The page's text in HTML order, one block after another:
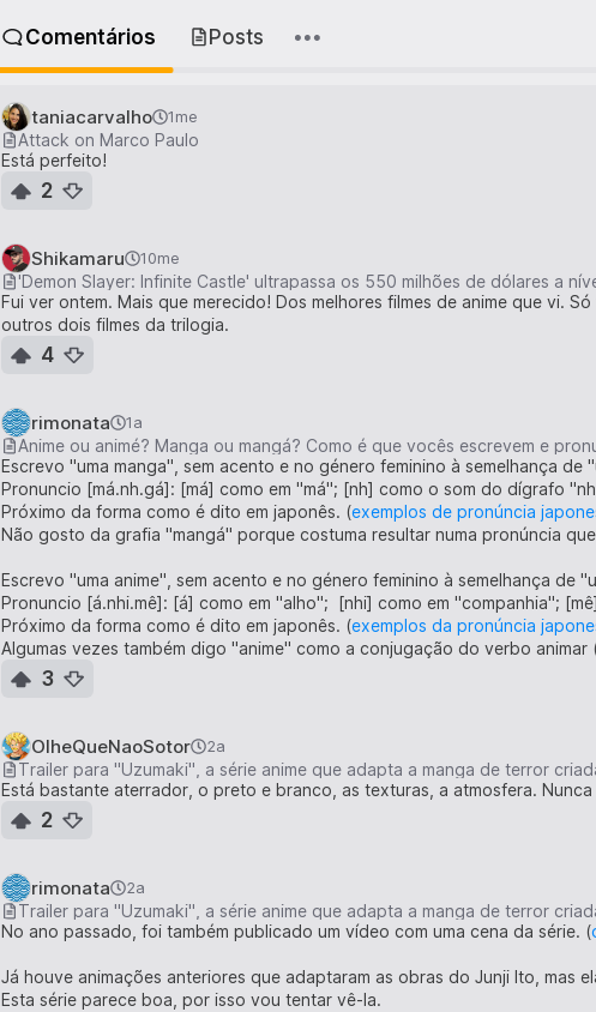
Comentários Posts
taniacarvalho 1me
Attack on Marco Paulo
Está perfeito!
2
Shikamaru 10me
Fui ver ontem. Mais que merecido! Dos melhores filmes de anime que vi.
outros dois filmes da trilogia.
4
rimonata 1a
Anime ou animé? Manga ou mangá? Como é que vocês escrevem e
Escrevo "uma manga", sem acento e no género feminino à semelhança de
Pronuncio [má.nh.gá]: [má] como em "má"; [nh] como o som do dígrafo
Próximo da forma como é dito em japonês. (exemplos de pronúncia
Não gosto da grafia "mangá" porque costuma resultar numa pronúncia
Escrevo "uma anime", sem acento e no género feminino à semelhança de
Pronuncio [á.nhi.mê]: [á] como em "alho"; [nhi] como em "companhia";
Próximo da forma como é dito em japonês. (exemplos da pronúncia
Algumas vezes também digo "anime" como a conjugação do verbo animar
3
OlheQueNaoSotor 2a
Trailer para "Uzumaki", a série anime que adapta a manga de terror
Está bastante aterrador, o preto e branco, as texturas, a atmosfera.
2
rimonata 2a
Trailer para "Uzumaki", a série anime que adapta a manga de terror
No ano passado, foi também publicado um vídeo com uma cena da série. (
Já houve animações anteriores que adaptaram as obras do Junji Ito, mas
Esta série parece boa, por isso vou tentar vê-la.